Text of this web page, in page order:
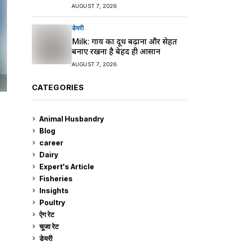
AUGUST 7, 2026
डेयरी
Milk: गाय का दूध बढ़ाना और सेहत
बनाए रखना है बेहद ही आसान
AUGUST 7, 2026
CATEGORIES
Animal Husbandry
Blog
career
Dairy
Expert's Article
Fisheries
Insights
Poultry
ऐग रेट
चूजा रेट
डेयरी